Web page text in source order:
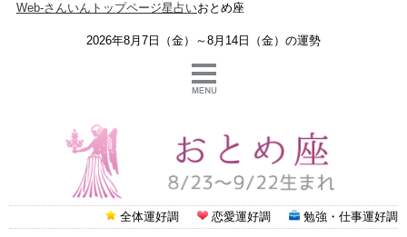
Web-さんいんトップページ星占いおとめ座
2026年8月7日（金）～8月14日（金）の運勢
勉強・仕事運好調
恋愛運好調
全体運好調